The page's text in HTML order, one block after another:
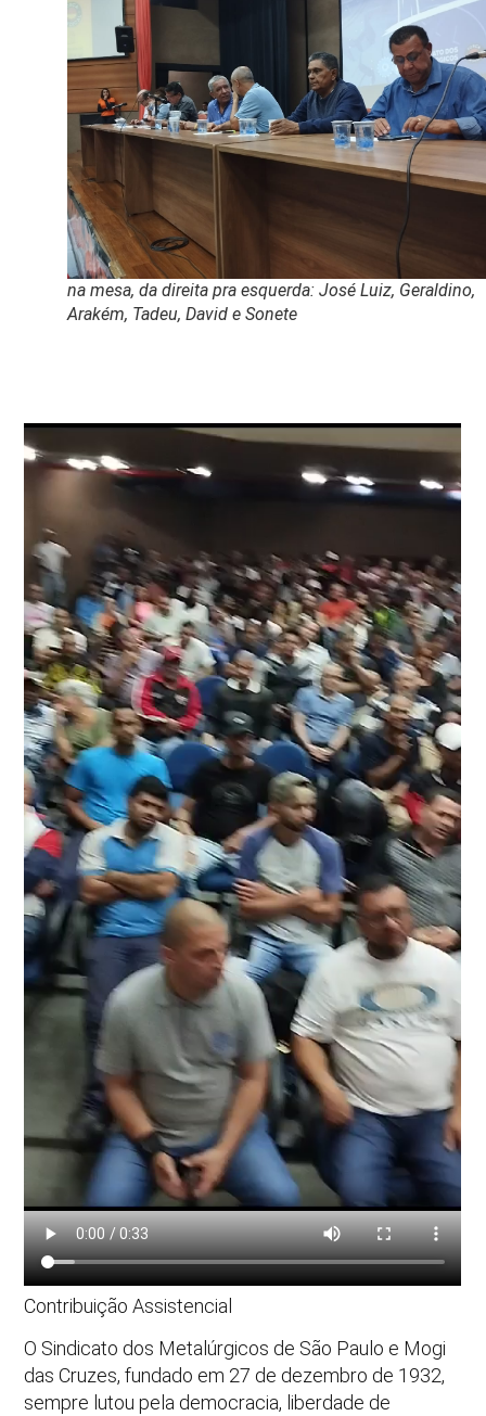
na mesa, da direita pra esquerda: José Luiz, Geraldino,
Arakém, Tadeu, David e Sonete
Contribuição Assistencial
O Sindicato dos Metalúrgicos de São Paulo e Mogi
das Cruzes, fundado em 27 de dezembro de 1932,
sempre lutou pela democracia, liberdade de